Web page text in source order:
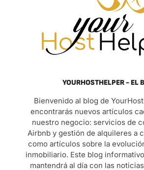
YOURHOSTHELPER - EL
Bienvenido al blog de
encontrarás nuevos artículos
nuestro negocio: servicios de
Airbnb y gestión de alquileres a
como artículos sobre la
inmobiliario. Este blog
mantendrá al día con las